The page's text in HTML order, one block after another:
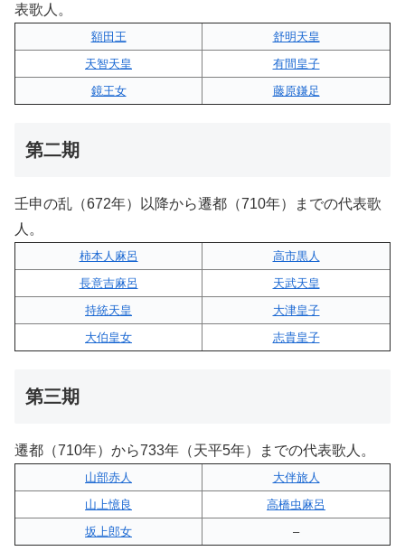
表歌人。
額田王
舒明天皇
天智天皇
有間皇子
鏡王女
藤原鎌足
第二期
壬申の乱（672年）以降から遷都（710年）までの代表歌
人。
柿本人麻呂
高市黒人
長意吉麻呂
天武天皇
持統天皇
大津皇子
大伯皇女
志貴皇子
第三期
遷都（710年）から733年（天平5年）までの代表歌人。
山部赤人
大伴旅人
山上憶良
高橋虫麻呂
坂上郎女
–